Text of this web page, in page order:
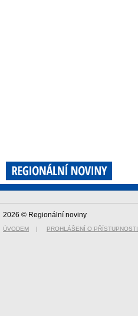
2026 © Regionální noviny
ÚVODEM | PROHLÁŠENÍ O PŘÍSTUPNOSTI